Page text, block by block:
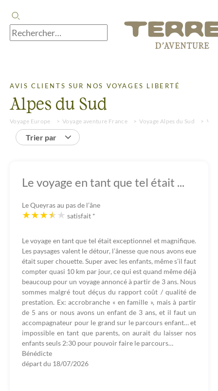
AVIS CLIENTS SUR NOS VOYAGES LIBERTÉ
Alpes du Sud
Voyage Europe Voyage aventure France Voyage Alpes du Sud
Trier par
Le voyage en tant que tel était ...
Le Queyras au pas de l’âne
satisfait *
Le voyage en tant que tel était exceptionnel et magnifique.
Les paysages valent le détour, l’ânesse que nous avons eue
était super chouette. Super avec les enfants, même s’il faut
compter quasi 10 km par jour, ce qui est quand même déjà
beaucoup pour un voyage annoncé à partir de 3 ans. Nous
sommes malgré tout déçus du rapport coût / qualité de
prestation. Ex: accrobranche « en famille », mais à partir
de 5 ans or nous avons un enfant de 3 ans, et il faut un
accompagnateur pour le grand sur le parcours enfant… et
impossible en tant que parents, on aurait du laisser nos
enfants seuls 2:30 pour pouvoir faire le parcours…
Bénédicte
départ du 18/07/2026